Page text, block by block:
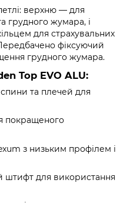
верхню — для
грудного жумара, і
для страхувальних
фіксуючий
грудного жумара.
Top EVO ALU:
та плечей для
покращеного
з низьким профілем і
штифт для використання